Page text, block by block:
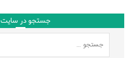
جستجو در سایت